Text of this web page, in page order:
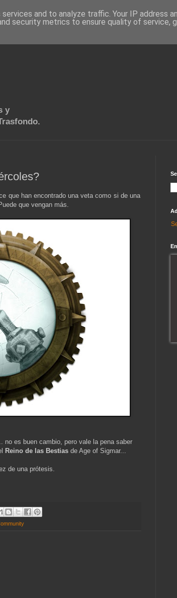
y
que han encontrado una veta como si de una
que vengan más.
no es buen cambio, pero vale la pena saber
Reino de las Bestias de Age of Sigmar...
de una prótesis.
and to analyze traffic. Your IP address
security metrics to ensure quality of service,